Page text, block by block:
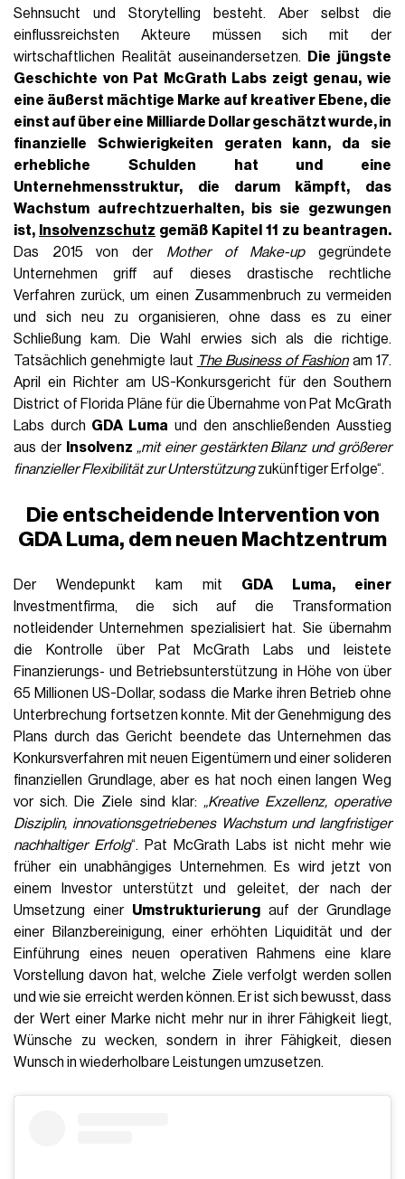
Sehnsucht und Storytelling besteht. Aber selbst die
einflussreichsten Akteure müssen sich mit der
wirtschaftlichen Realität auseinandersetzen.
Die jüngste
Geschichte von Pat McGrath Labs zeigt genau, wie
eine äußerst mächtige Marke auf kreativer Ebene, die
einst auf über eine Milliarde Dollar geschätzt wurde, in
finanzielle Schwierigkeiten geraten kann, da sie
erhebliche Schulden hat und eine
Unternehmensstruktur, die darum kämpft, das
Wachstum aufrechtzuerhalten, bis sie gezwungen
ist, Insolvenzschutz gemäß Kapitel 11 zu beantragen.
Das 2015 von der Mother of Make-upgegründete
Unternehmen griff auf dieses drastische rechtliche
Verfahren zurück, um einen Zusammenbruch zu vermeiden
und sich neu zu organisieren, ohne dass es zu einer
Schließung kam. Die Wahl erwies sich als die richtige.
Tatsächlich genehmigte laut The Business of Fashionam 17.
April ein Richter am US-Konkursgericht für den Southern
District of Florida Pläne für die Übernahme von Pat McGrath
Labs durch GDA Luma und den anschließenden Ausstieg
aus der Insolvenz „mit einer gestärkten Bilanz und größerer
finanzieller Flexibilität zur Unterstützungzukünftiger Erfolge“.
Die entscheidende Intervention von
GDA Luma, dem neuen Machtzentrum
Der Wendepunkt kam mit GDA Luma, einer
Investmentfirma, die sich auf die Transformation
notleidender Unternehmen spezialisiert hat. Sie übernahm
die Kontrolle über Pat McGrath Labs und leistete
Finanzierungs- und Betriebsunterstützung in Höhe von über
65 Millionen US-Dollar, sodass die Marke ihren Betrieb ohne
Unterbrechung fortsetzen konnte. Mit der Genehmigung des
Plans durch das Gericht beendete das Unternehmen das
Konkursverfahren mit neuen Eigentümern und einer solideren
finanziellen Grundlage, aber es hat noch einen langen Weg
vor sich. Die Ziele sind klar: „Kreative Exzellenz, operative
Disziplin, innovationsgetriebenes Wachstum und langfristiger
nachhaltiger Erfolg“. Pat McGrath Labs ist nicht mehr wie
früher ein unabhängiges Unternehmen. Es wird jetzt von
einem Investor unterstützt und geleitet, der nach der
Umsetzung einer Umstrukturierung auf der Grundlage
einer Bilanzbereinigung, einer erhöhten Liquidität und der
Einführung eines neuen operativen Rahmens eine klare
Vorstellung davon hat, welche Ziele verfolgt werden sollen
und wie sie erreicht werden können. Er ist sich bewusst, dass
der Wert einer Marke nicht mehr nur in ihrer Fähigkeit liegt,
Wünsche zu wecken, sondern in ihrer Fähigkeit, diesen
Wunsch in wiederholbare Leistungen umzusetzen.